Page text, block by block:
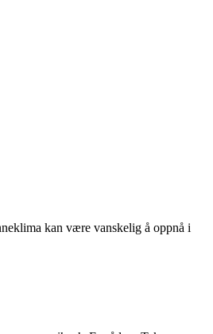
kan være vanskelig å oppnå i